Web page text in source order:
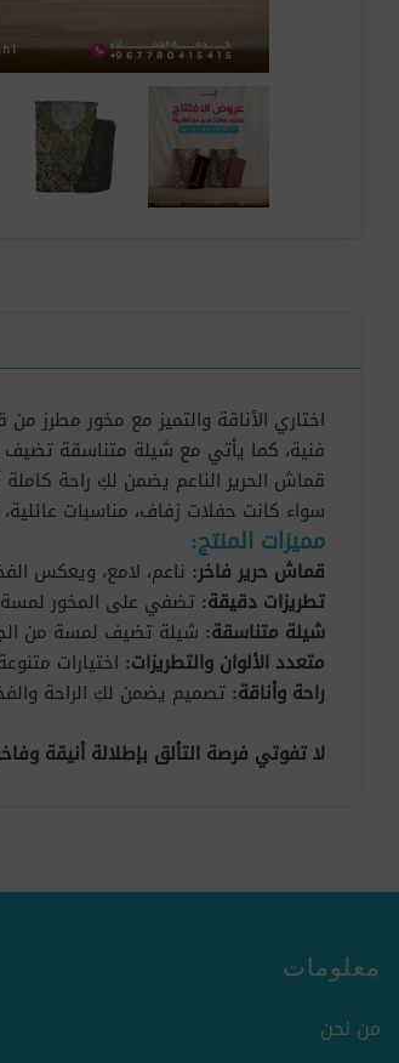
اختاري الأناقة والتميز مع مخور مطرز
فنية، كما يأتي مع شيلة متناسقة تضيف
قماش الحرير الناعم يضمن لكِ راحة كاملة
سواء كانت حفلات زفاف، مناسبات
مميزات المنتج:
قماش حرير فاخر: ناعم، لامع، ويعكس
تطريزات دقيقة: تضفي على المخور لمسة
شيلة متناسقة: شيلة تضيف لمسة من
متعدد الألوان والتطريزات: اختيارات
راحة وأناقة: تصميم يضمن لكِ الراحة
لا تفوتي فرصة التألق بإطلالة أنيقة
معلومات
من نحن